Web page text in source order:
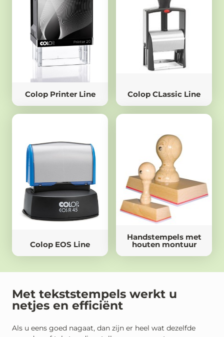
Colop Printer Line Colop CLassic Line
Colop EOS Line
Handstempels met
houten montuur
Met tekststempels werkt u
netjes en efficiënt
Als u eens goed nagaat, dan zijn er heel wat dezelfde